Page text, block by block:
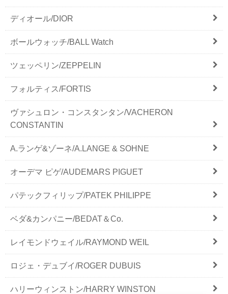
ディオール/DIOR
ボールウォッチ/BALL Watch
ツェッペリン/ZEPPELIN
フォルティス/FORTIS
ヴァシュロン・コンスタンタン/VACHERON
CONSTANTIN
A.ランゲ&ゾーネ/A.LANGE & SOHNE
オーデマ ピゲ/AUDEMARS PIGUET
パテックフィリップ/PATEK PHILIPPE
ベダ&カンパニー/BEDAT＆Co.
レイモンドウェイル/RAYMOND WEIL
ロジェ・デュブイ/ROGER DUBUIS
ハリーウィンストン/HARRY WINSTON